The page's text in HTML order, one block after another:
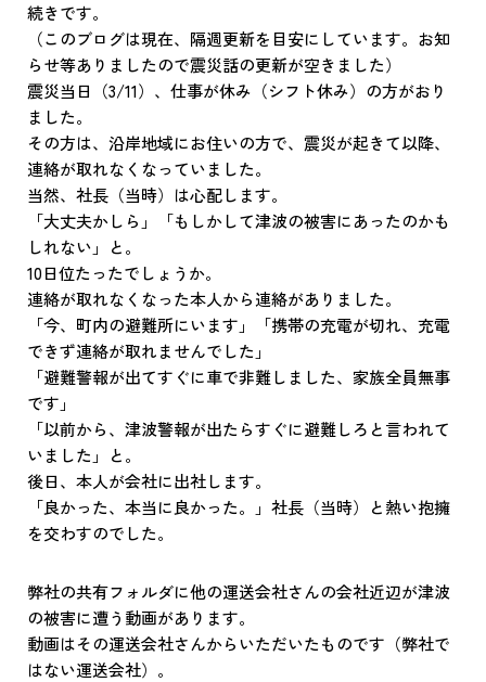
続きです。
（このブログは現在、隔週更新を目安にしています。お知
らせ等ありましたので震災話の更新が空きました）
震災当日（3/11）、仕事が休み（シフト休み）の方がおり
ました。
その方は、沿岸地域にお住いの方で、震災が起きて以降、
連絡が取れなくなっていました。
当然、社長（当時）は心配します。
「大丈夫かしら」「もしかして津波の被害にあったのかも
しれない」と。
10日位たったでしょうか。
連絡が取れなくなった本人から連絡がありました。
「今、町内の避難所にいます」「携帯の充電が切れ、充電
できず連絡が取れませんでした」
「避難警報が出てすぐに車で非難しました、家族全員無事
です」
「以前から、津波警報が出たらすぐに避難しろと言われて
いました」と。
後日、本人が会社に出社します。
「良かった、本当に良かった。」社長（当時）と熱い抱擁
を交わすのでした。
弊社の共有フォルダに他の運送会社さんの会社近辺が津波
の被害に遭う動画があります。
動画はその運送会社さんからいただいたものです（弊社で
はない運送会社）。